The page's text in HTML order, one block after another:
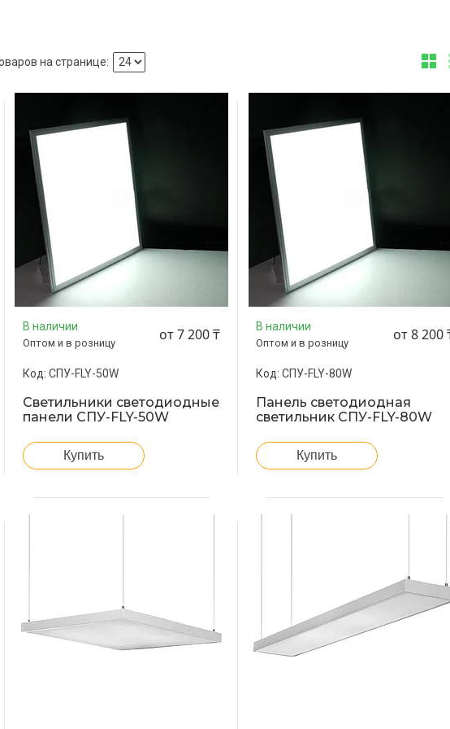
В наличии
Оптом и в розницу от 7 200 ₸
СПУ-FLY-50W
Светильники светодиодные
панели СПУ-FLY-50W
Купить
В наличии
Оптом и в розницу от 8 200
СПУ-FLY-80W
Панель светодиодная
светильник СПУ-FLY-80W
Купить